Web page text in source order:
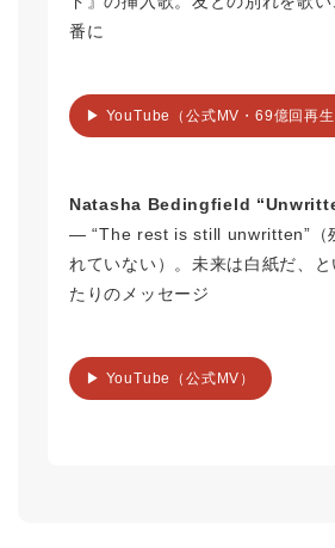
番に
▶ YouTube（公式MV・69億回再生
Natasha Bedingfield
― “The rest is still unwritten”（
れていない）。未来は白紙だ、
たりのメッセージ
▶ YouTube（公式MV）